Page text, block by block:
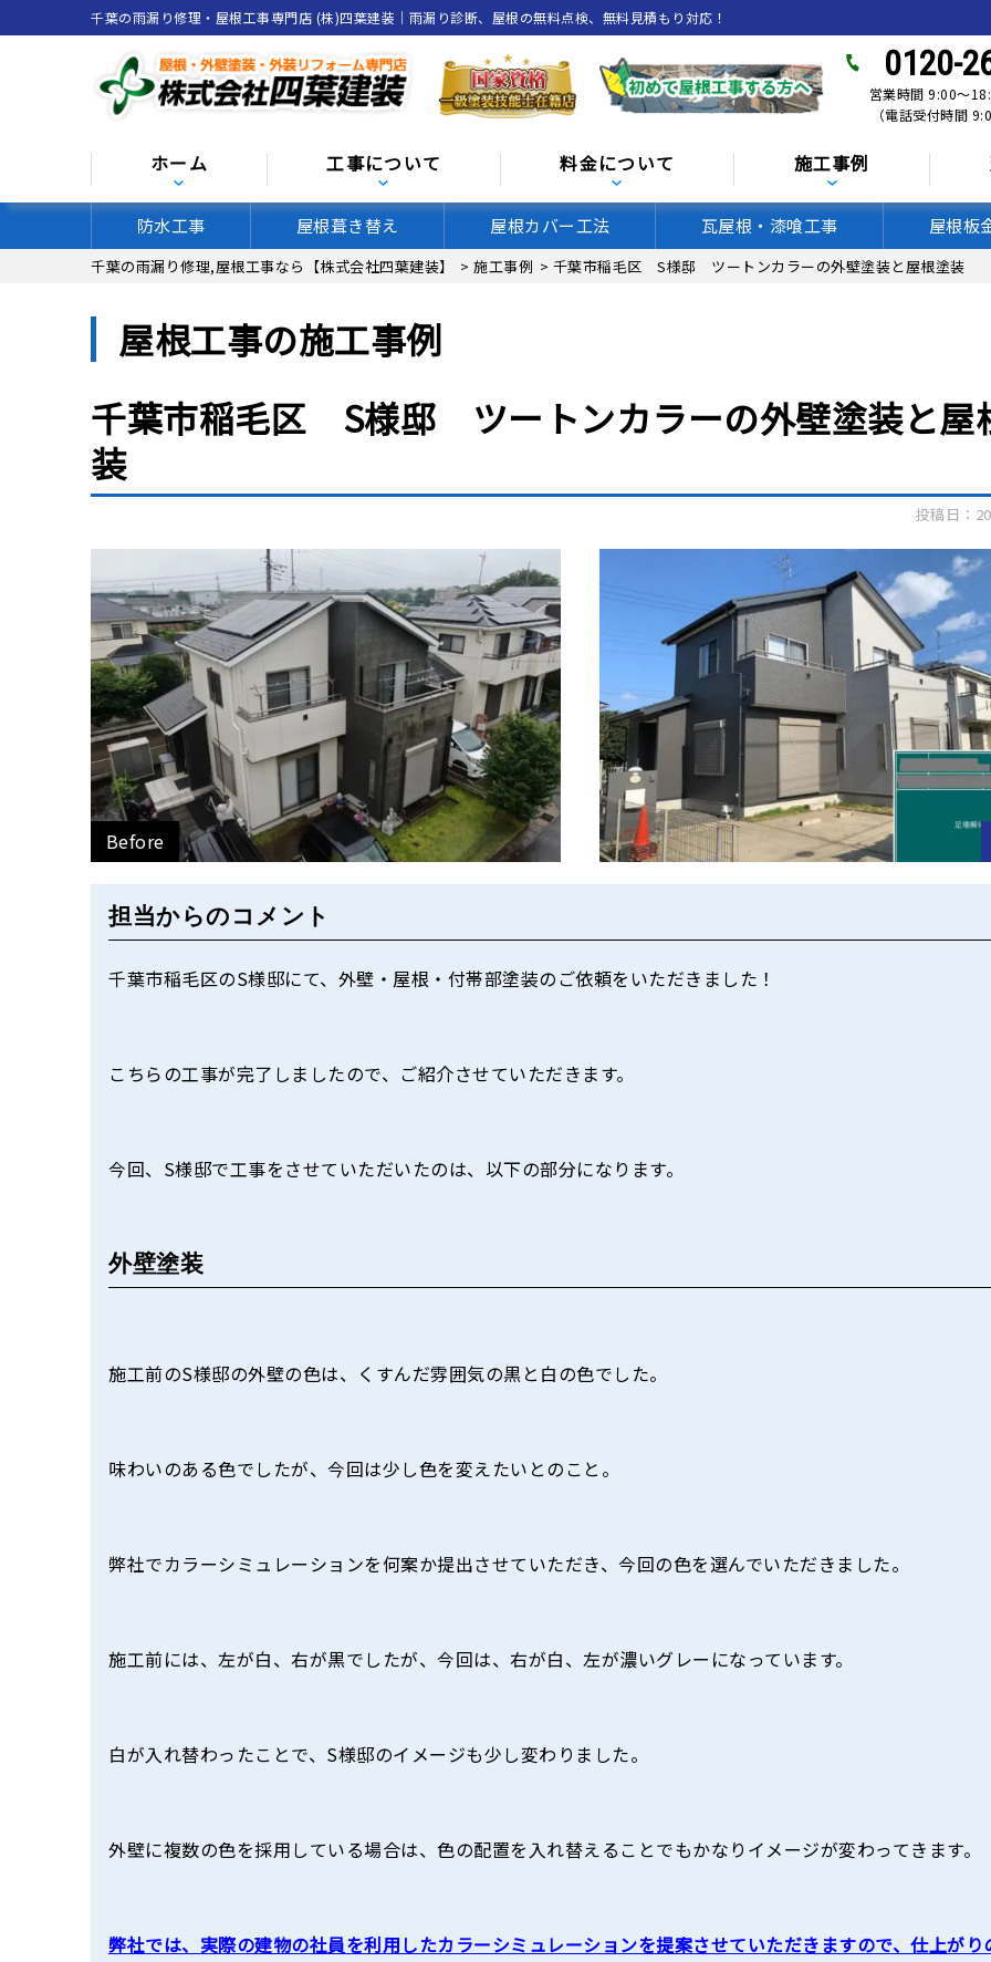
千葉の雨漏り修理・屋根工事専門店 (株)四葉建装｜雨漏り診断、屋根の無料点検、無料見積もり対応！
0120-
営業時間 9:00〜
（電話受付時間
ホーム 工事について 料金について 施工事例
防水工事 屋根葺き替え 屋根カバー工法 瓦屋根・漆喰工事 屋根板
千葉の雨漏り修理,屋根工事なら【株式会社四葉建装】 > 施工事例 > 千葉市稲毛区 S様邸 ツートンカラーの外壁塗装と屋根塗装
屋根工事の施工事例
千葉市稲毛区 S様邸 ツートンカラーの外壁塗装と屋
装
投稿日：
Before
担当からのコメント
千葉市稲毛区のS様邸にて、外壁・屋根・付帯部塗装のご依頼をいただきました！
こちらの工事が完了しましたので、ご紹介させていただきます。
今回、S様邸で工事をさせていただいたのは、以下の部分になります。
外壁塗装
施工前のS様邸の外壁の色は、くすんだ雰囲気の黒と白の色でした。
味わいのある色でしたが、今回は少し色を変えたいとのこと。
弊社でカラーシミュレーションを何案か提出させていただき、今回の色を選んでいただきました。
施工前には、左が白、右が黒でしたが、今回は、右が白、左が濃いグレーになっています。
白が入れ替わったことで、S様邸のイメージも少し変わりました。
外壁に複数の色を採用している場合は、色の配置を入れ替えることでもかなりイメージが変わってきます。
弊社では、実際の建物の社員を利用したカラーシミュレーションを提案させていただきますので、仕上がり